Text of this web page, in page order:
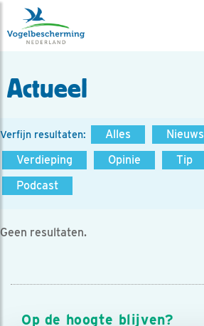
Actueel
Verfijn resultaten: Alles Nieuws
Verdieping
Opinie Tip
Podcast
Geen resultaten.
Op de hoogte blijven?